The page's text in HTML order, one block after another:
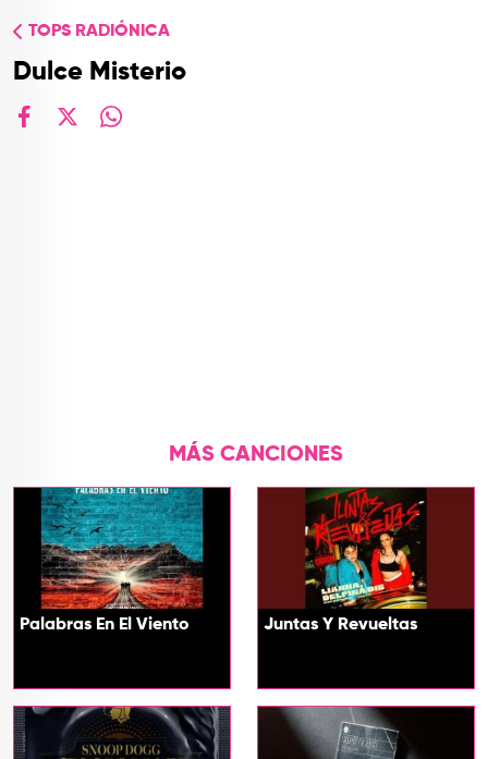
TOPS RADIÓNICA
Dulce Misterio
MÁS CANCIONES
Palabras En El Viento Juntas Y Revueltas